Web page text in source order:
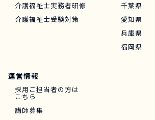
介護福祉士実務者研修
介護福祉士受験対策
千葉県
愛知県
兵庫県
福岡県
運営情報
採用ご担当者の方は
こちら
講師募集